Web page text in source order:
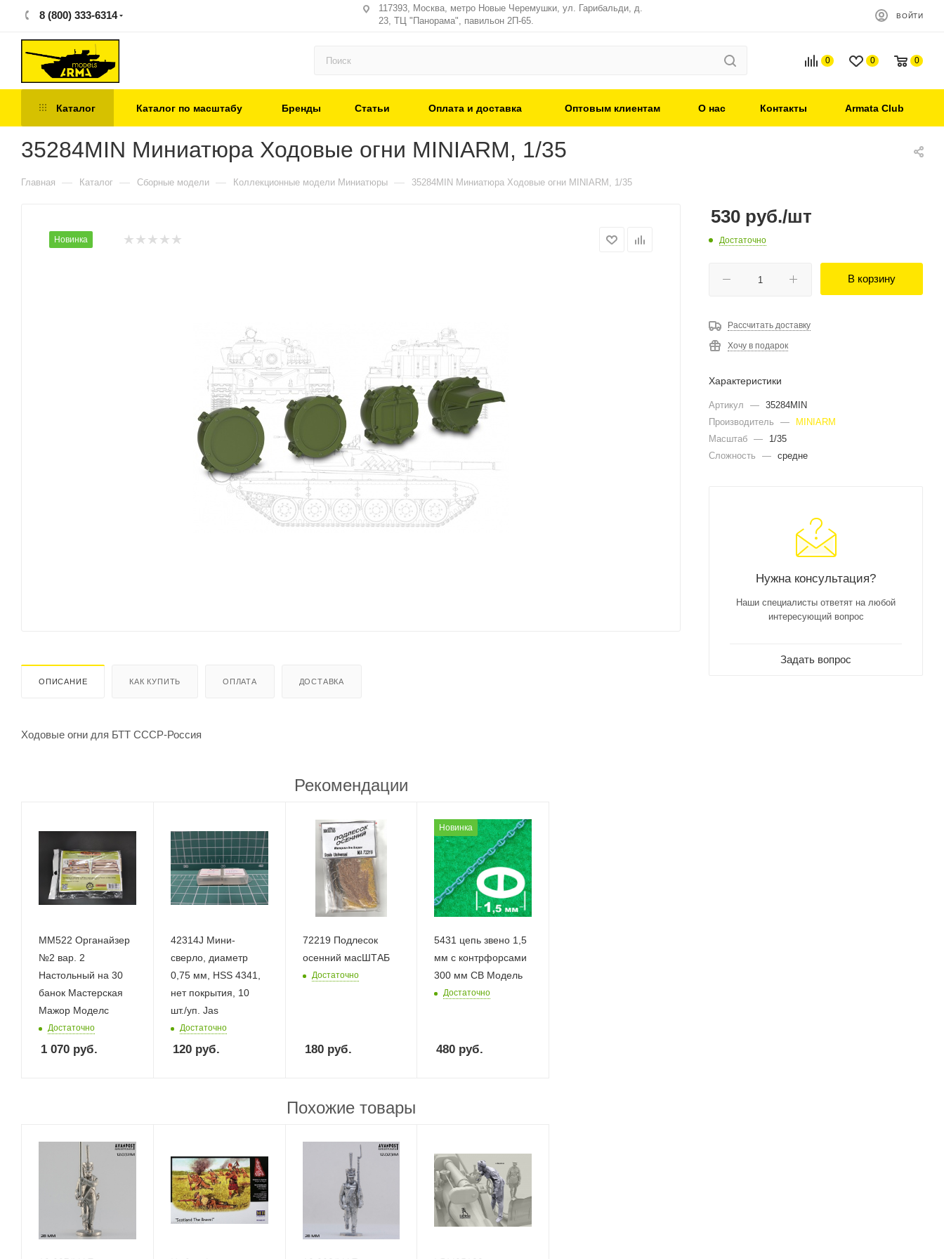
8 (800) 333-6314
117393, Москва, метро Новые Черемушки, ул. Гарибальди, д.
23, ТЦ "Панорама", павильон 2П-65.
ВОЙТИ
0 0 0
Каталог Каталог по масштабу Бренды Статьи Оплата и доставка Оптовым клиентам О нас Контакты Armata Club
35284MIN Миниатюра Ходовые огни MINIARM, 1/35
Главная — Каталог — Сборные модели — Коллекционные модели Миниатюры — 35284MIN Миниатюра Ходовые огни MINIARM, 1/35
Новинка
ОПИСАНИЕ КАК КУПИТЬ ОПЛАТА ДОСТАВКА
Ходовые огни для БТТ СССР-Россия
Рекомендации
MM522 Органайзер
№2 вар. 2
Настольный на 30
банок Мастерская
Мажор Моделс
Достаточно
1 070 руб.
42314J Мини-
сверло, диаметр
0,75 мм, HSS 4341,
нет покрытия, 10
шт./уп. Jas
Достаточно
120руб.
72219 Подлесок
осенний масШТАБ
Достаточно
180руб.
Новинка
5431 цепь звено 1,5
мм с контрфорсами
300 мм СВ Модель
Достаточно
480 руб.
Похожие товары
530 руб./шт
Достаточно
В корзину
Рассчитать доставку
Хочу в подарок
Характеристики
Артикул — 35284MIN
Производитель
—
MINIARM
Масштаб —
1/35
Сложность
— средне
Нужна консультация?
Наши специалисты ответят на любой
интересующий вопрос
Задать вопрос